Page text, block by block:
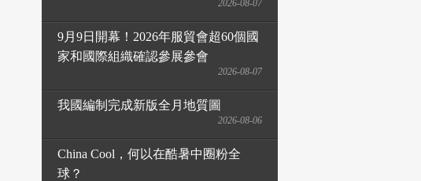
2026-08-07
9月9日開幕！2026年服貿會超60個國
家和國際組織確認參展參會
2026-08-07
我國編制完成新版全月地質圖
2026-08-06
China Cool，何以在酷暑中圈粉全
球？